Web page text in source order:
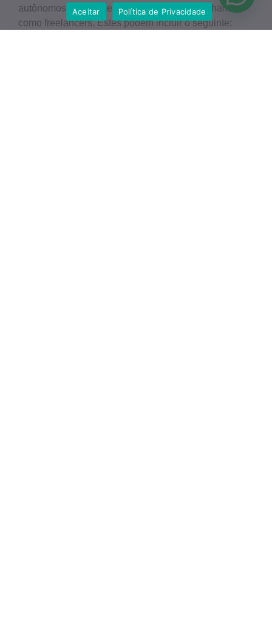
autônomos nesses setores geralmente trabalham
como freelancers. Estes podem incluir o seguinte:
Aceitar
Política de Privacidade